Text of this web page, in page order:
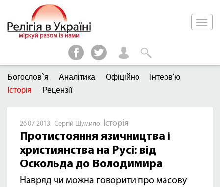
Богослов`я Аналітика Офіційно
Інтерв'ю
Історія
Рецензії
26 07 2013 Сергій Шумило Історія
Протистояння язичництва і
християнства на Русі: від
Оскольда до Володимира
Навряд чи можна говорити про масову